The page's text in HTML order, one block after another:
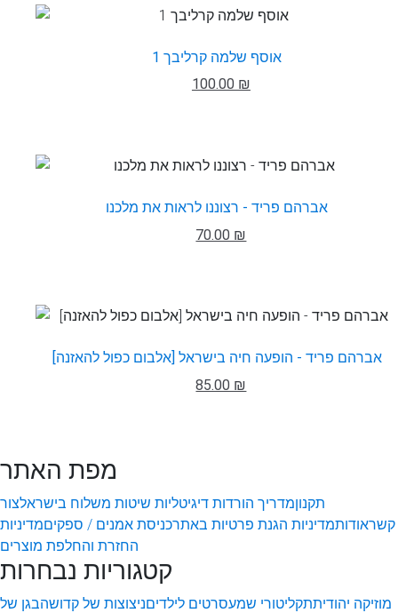
אוסף שלמה קרליבך 1
100.00 ₪
אברהם פריד - רצוננו לראות את מלכנו
70.00 ₪
אברהם פריד - הופעה חיה בישראל [אלבום כפול להאזנה]
85.00 ₪
מפת האתר
תקנוןמדריך הורדות דיגיטליות שיטות משלוח בישראלצור
קשראודותמדיניות הגנת פרטיות באתרכניסת אמנים / ספקיםמדיניות
החזרת והחלפת מוצרים
קטגוריות נבחרות
מוזיקה יהודיתתקליטורי שמעסרטים לילדיםניצוצות של קדושהבגן של